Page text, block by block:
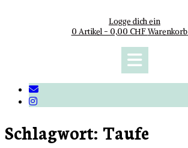
Logge dich ein
0 Artikel - 0,00 CHFWarenkorb
Schlagwort: Taufe